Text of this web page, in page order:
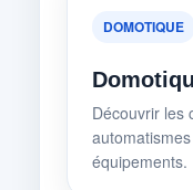
DOMOTIQUE
Découvrir les
équipements.